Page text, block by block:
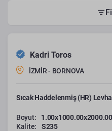
Kadri Toros
İZMİR - BORNOVA
Sıcak Haddelenmiş (HR)
Boyut:
1.00x1000.00x2000.00
Kalite:
S235